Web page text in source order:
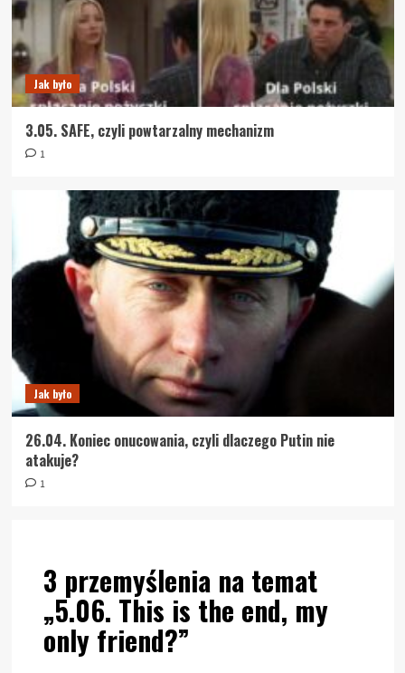
Jak było
3.05. SAFE, czyli powtarzalny mechanizm
1
Jak było
26.04. Koniec onucowania, czyli dlaczego Putin nie
atakuje?
1
3 przemyślenia na temat
„5.06. This is the end, my
only friend?”